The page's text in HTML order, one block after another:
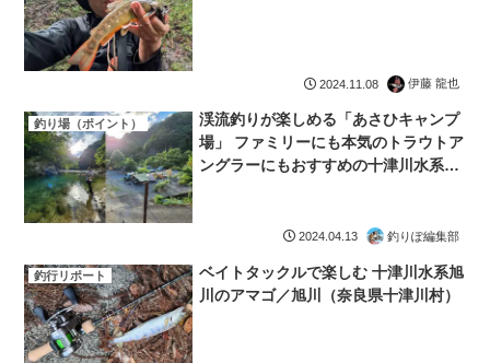
2024.11.08 伊藤 龍也
釣り場（ポイント）
渓流釣りが楽しめる「あさひキャンプ
場」 ファミリーにも本気のトラウトア
ングラーにもおすすめの十津川水系キ
2024.04.13 釣りぽ編集部
釣行リポート
ベイトタックルで楽しむ 十津川水系旭
川のアマゴ／旭川（奈良県十津川村）